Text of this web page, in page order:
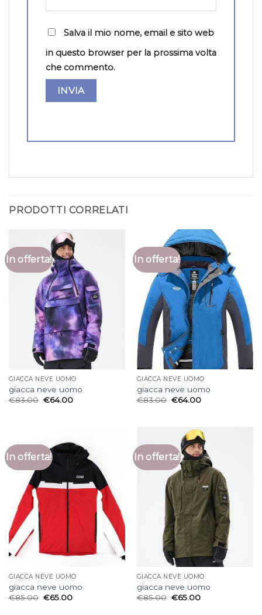
Salva il mio nome, email e sito web
in questo browser per la prossima volta
che commento.
PRODOTTI CORRELATI
In offerta!
GIACCA NEVE UOMO
giacca neve uomo
€83.00 €64.00
In offerta!
GIACCA NEVE UOMO
giacca neve uomo
€83.00 €64.00
In offerta!
GIACCA NEVE UOMO
giacca neve uomo
€85.00 €65.00
In offerta!
GIACCA NEVE UOMO
giacca neve uomo
€85.00 €65.00